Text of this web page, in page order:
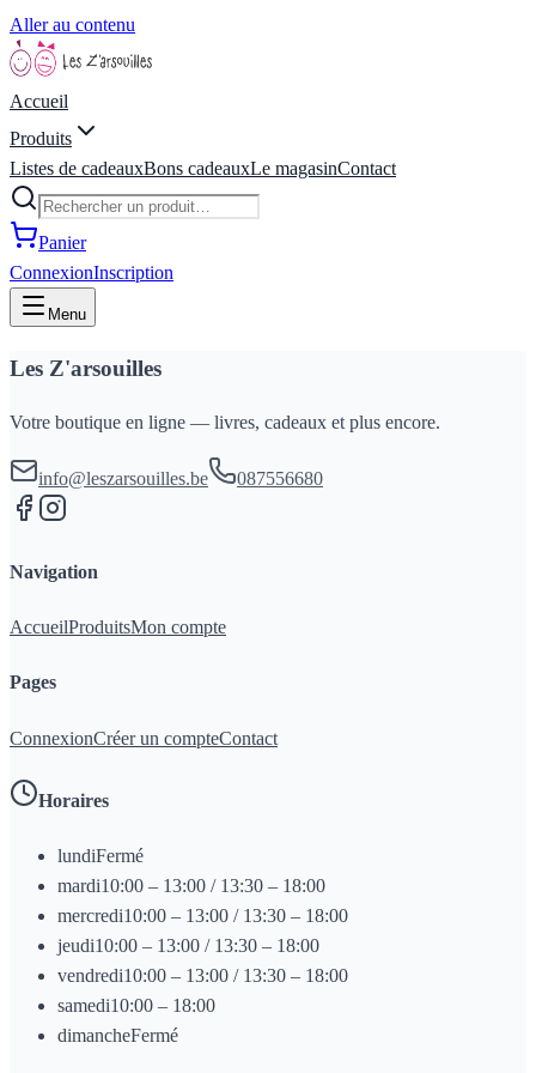
Aller au contenu
Accueil
Produits
Listes de cadeauxBons cadeauxLe magasinContact
Panier
ConnexionInscription
Menu
Les Z'arsouilles
Votre boutique en ligne — livres, cadeaux et plus encore.
info@leszarsouilles.be 087556680
Navigation
AccueilProduitsMon compte
Pages
ConnexionCréer un compteContact
Horaires
lundiFermé
mardi10:00 – 13:00 / 13:30 – 18:00
mercredi10:00 – 13:00 / 13:30 – 18:00
jeudi10:00 – 13:00 / 13:30 – 18:00
vendredi10:00 – 13:00 / 13:30 – 18:00
samedi10:00 – 18:00
dimancheFermé